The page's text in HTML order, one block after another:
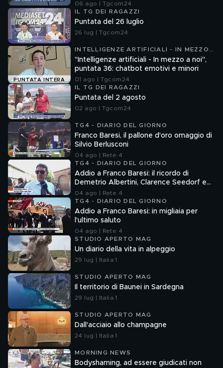
06 ago | Tgcom24
IL TG DEI RAGAZZI
Puntata del 26 luglio
26 lug | Tgcom24
PUNTATA INTERA
INTELLIGENZE ARTIFICIALI - IN MEZZO
A NOI
"Intelligenze artificiali - In mezzo a noi",
puntata 36: chatbot emotivi e minori
01 ago | Tgcom24
IL TG DEI RAGAZZI
Puntata del 2 agosto
02 ago | Tgcom24
TG4 - DIARIO DEL GIORNO
Franco Baresi, il pallone d'oro omaggio di
Silvio Berlusconi
04 ago | Rete 4
TG4 - DIARIO DEL GIORNO
Addio a Franco Baresi: il ricordo di
Demetrio Albertini, Clarence Seedorf e
Giovanni Galli
04 ago | Rete 4
TG4 - DIARIO DEL GIORNO
Addio a Franco Baresi: in migliaia per
l'ultimo saluto
04 ago | Rete 4
STUDIO APERTO MAG
Un diario della vita in alpeggio
29 lug | Italia 1
STUDIO APERTO MAG
Il territorio di Baunei in Sardegna
29 lug | Italia 1
STUDIO APERTO MAG
Dall'acciaio allo champagne
24 lug | Italia 1
MORNING NEWS
Bodyshaming, ad essere giudicati non